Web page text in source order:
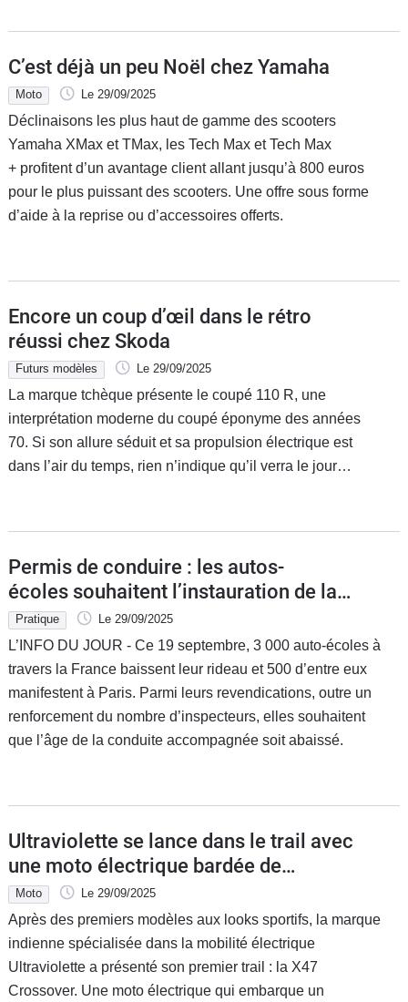
C’est déjà un peu Noël chez Yamaha
Moto Le 29/09/2025
Déclinaisons les plus haut de gamme des scooters
Yamaha XMax et TMax, les Tech Max et Tech Max
+ profitent d’un avantage client allant jusqu’à 800 euros
pour le plus puissant des scooters. Une offre sous forme
d’aide à la reprise ou d’accessoires offerts.
Encore un coup d’œil dans le rétro
réussi chez Skoda
Futurs modèles Le 29/09/2025
La marque tchèque présente le coupé 110 R, une
interprétation moderne du coupé éponyme des années
70. Si son allure séduit et sa propulsion électrique est
dans l’air du temps, rien n’indique qu’il verra le jour…
Permis de conduire : les autos-
écoles souhaitent l’instauration de la
conduite accompagnée dès 14 ans
Pratique Le 29/09/2025
L’INFO DU JOUR - Ce 19 septembre, 3 000 auto-écoles à
travers la France baissent leur rideau et 500 d’entre eux
manifestent à Paris. Parmi leurs revendications, outre un
renforcement du nombre d’inspecteurs, elles souhaitent
que l’âge de la conduite accompagnée soit abaissé.
Ultraviolette se lance dans le trail avec
une moto électrique bardée de
technologies de pointe
Moto Le 29/09/2025
Après des premiers modèles aux looks sportifs, la marque
indienne spécialisée dans la mobilité électrique
Ultraviolette a présenté son premier trail : la X47
Crossover. Une moto électrique qui embarque un